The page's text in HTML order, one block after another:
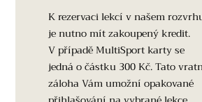
K rezervaci lekcí v našem
je nutno mít zakoupený kredit.
V případě MultiSport karty se
jedná o částku 300 Kč. Tato
záloha Vám umožní opakované